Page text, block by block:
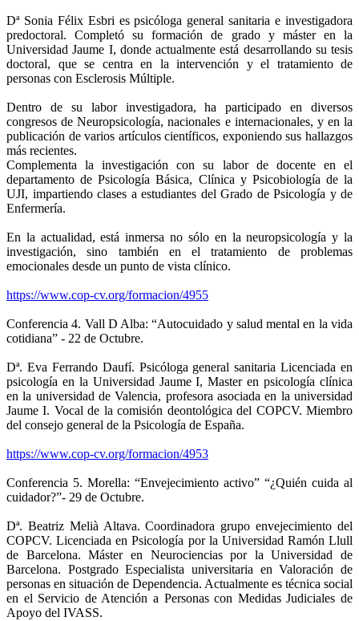
Dª Sonia Félix Esbri es psicóloga general sanitaria e investigadora
predoctoral. Completó su formación de grado y máster en la
Universidad Jaume I, donde actualmente está desarrollando su tesis
doctoral, que se centra en la intervención y el tratamiento de
personas con Esclerosis Múltiple.
Dentro de su labor investigadora, ha participado en diversos
congresos de Neuropsicología, nacionales e internacionales, y en la
publicación de varios artículos científicos, exponiendo sus hallazgos
más recientes.
Complementa la investigación con su labor de docente en el
departamento de Psicología Básica, Clínica y Psicobiología de la
UJI, impartiendo clases a estudiantes del Grado de Psicología y de
Enfermería.
En la actualidad, está inmersa no sólo en la neuropsicología y la
investigación, sino también en el tratamiento de problemas
emocionales desde un punto de vista clínico.
https://www.cop-cv.org/formacion/4955
Conferencia 4. Vall D Alba: “Autocuidado y salud mental en la vida
cotidiana” - 22 de Octubre.
Dª. Eva Ferrando Daufí. Psicóloga general sanitaria Licenciada en
psicología en la Universidad Jaume I, Master en psicología clínica
en la universidad de Valencia, profesora asociada en la universidad
Jaume I. Vocal de la comisión deontológica del COPCV. Miembro
del consejo general de la Psicología de España.
https://www.cop-cv.org/formacion/4953
Conferencia 5. Morella: “Envejecimiento activo” “¿Quién cuida al
cuidador?”- 29 de Octubre.
Dª. Beatriz Melià Altava. Coordinadora grupo envejecimiento del
COPCV. Licenciada en Psicología por la Universidad Ramón Llull
de Barcelona. Máster en Neurociencias por la Universidad de
Barcelona. Postgrado Especialista universitaria en Valoración de
personas en situación de Dependencia. Actualmente es técnica social
en el Servicio de Atención a Personas con Medidas Judiciales de
Apoyo del IVASS.